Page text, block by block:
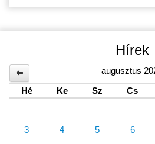
Hírek
augusztus
Hé
Ke Sz Cs
3 4 5 6